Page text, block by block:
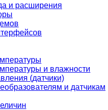
и расширения
и влажности
(датчики)
и датчикам